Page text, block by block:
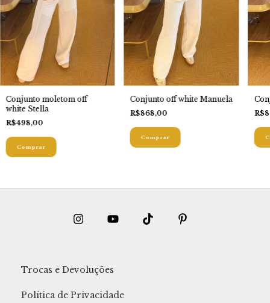
Conjunto moletom off
white Stella
R$498,00
Comprar
Conjunto off white Manuela
R$868,00
Comprar
Trocas e Devoluções
Política de Privacidade